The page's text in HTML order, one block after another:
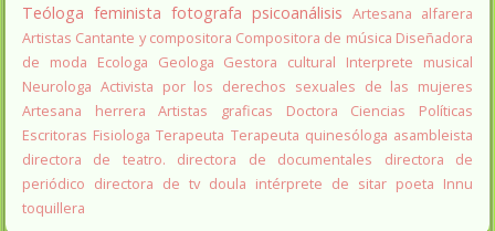
Teóloga feminista fotografa psicoanálisis Artesana alfarera
Artistas Cantante y compositora Compositora de música Diseñadora
de moda
Ecologa Geologa Gestora cultural
Interprete musical
Neurologa Activista por los derechos sexuales de las mujeres
Artesana herrera
Artistas graficas
Doctora Ciencias Políticas
Escritoras Fisiologa Terapeuta Terapeuta quinesóloga asambleista
directora de teatro.
directora de documentales
directora de
periódico directora de tv doula intérprete de sitar poeta Innu
toquillera